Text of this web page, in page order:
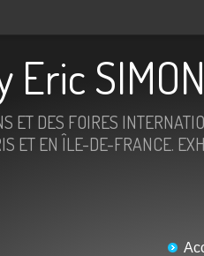
Eric SIMON
ET DES FOIRES
ET EN ÎLE-DE-FRANCE.